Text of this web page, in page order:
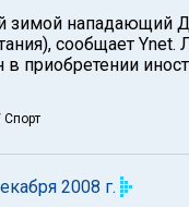
зимой нападающий
сообщает Ynet.
в приобретении
Спорт
2008 г.